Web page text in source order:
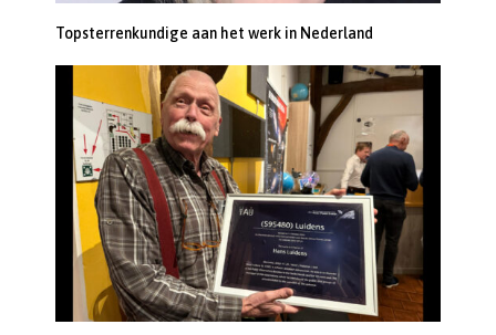
Topsterrenkundige aan het werk in Nederland